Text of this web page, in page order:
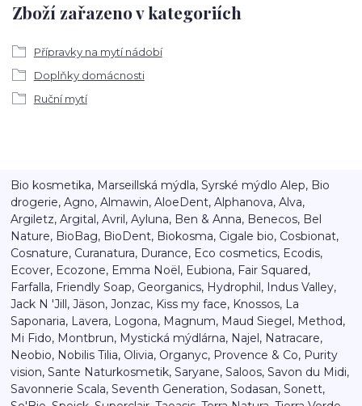
Zboží zařazeno v kategoriích
Přípravky na mytí nádobí
Doplňky domácnosti
Ruční mytí
Bio kosmetika, Marseillská mýdla, Syrské mýdlo Alep, Bio
drogerie, Agno, Almawin, AloeDent, Alphanova, Alva,
Argiletz, Argital, Avril, Ayluna, Ben & Anna, Benecos, Bel
Nature, BioBag, BioDent, Biokosma, Cigale bio, Cosbionat,
Cosnature, Curanatura, Durance, Eco cosmetics, Ecodis,
Ecover, Ecozone, Emma Noël, Eubiona, Fair Squared,
Farfalla, Friendly Soap, Georganics, Hydrophil, Indus Valley,
Jack N 'Jill, Jäson, Jonzac, Kiss my face, Knossos, La
Saponaria, Lavera, Logona, Magnum, Maud Siegel, Method,
Mi Fido, Montbrun, Mystická mýdlárna, Najel, Natracare,
Neobio, Nobilis Tilia, Olivia, Organyc, Provence & Co, Purity
vision, Sante Naturkosmetik, Saryane, Saloos, Savon du Midi,
Savonnerie Scala, Seventh Generation, Sodasan, Sonett,